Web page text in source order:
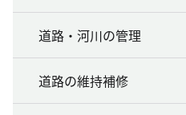
道路・河川の管理
道路の維持補修